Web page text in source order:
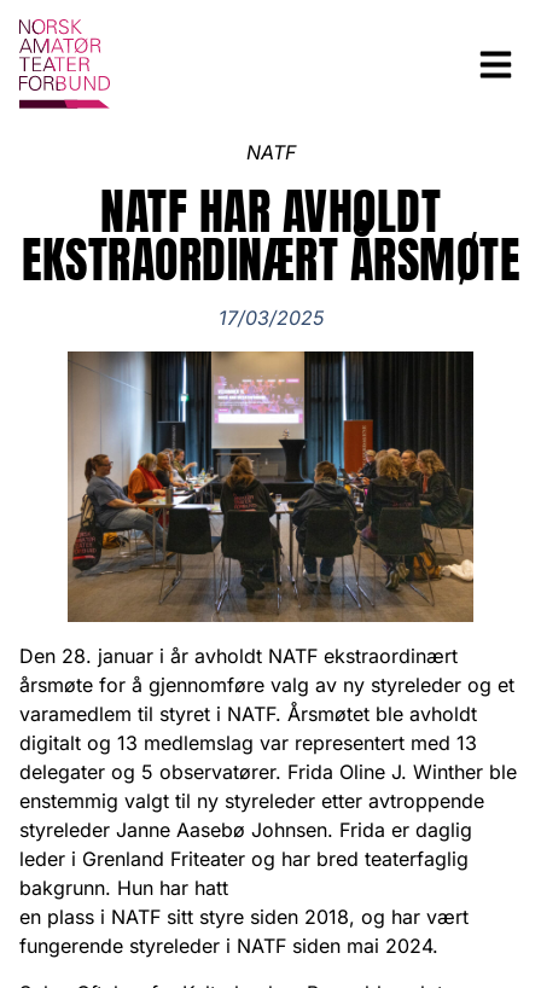
NATF
NATF HAR AVHOLDT
EKSTRAORDINÆRT ÅRSMØTE
17/03/2025
Den 28. januar i år avholdt NATF ekstraordinært
årsmøte for å gjennomføre valg av ny styreleder og et
varamedlem til styret i NATF. Årsmøtet ble avholdt
digitalt og 13 medlemslag var representert med 13
delegater og 5 observatører. Frida Oline J. Winther ble
enstemmig valgt til ny styreleder etter avtroppende
styreleder Janne Aasebø Johnsen. Frida er daglig
leder i Grenland Friteater og har bred teaterfaglig
bakgrunn. Hun har hatt
en plass i NATF sitt styre siden 2018, og har vært
fungerende styreleder i NATF siden mai 2024.